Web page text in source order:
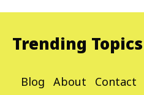
Trending Topics
Blog About Contact